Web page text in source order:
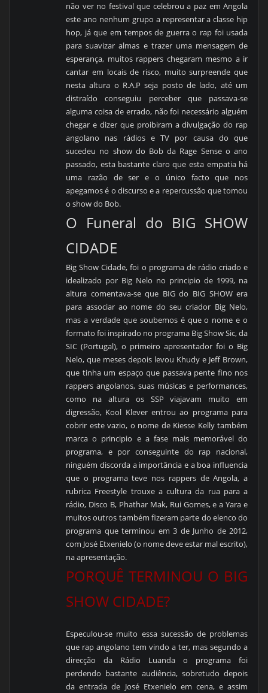
não ver no festival que celebrou a paz em Angola
este ano nenhum grupo a representar a classe hip
hop, já que em tempos de guerra o rap foi usada
para suavizar almas e trazer uma mensagem de
esperança, muitos rappers chegaram mesmo a ir
cantar em locais de risco, muito surpreende que
nesta altura o R.A.P seja posto de lado, até um
distraído conseguiu perceber que passava-se
alguma coisa de errado, não foi necessário alguém
chegar e dizer que proibiram a divulgação do rap
angolano nas rádios e TV por causa do que
sucedeu no show do Bob da Rage Sense o ano
passado, esta bastante claro que esta empatia há
uma razão de ser e o único facto que nos
apegamos é o discurso e a repercussão que tomou
o show do Bob.
O Funeral do BIG SHOW
CIDADE
Big Show Cidade, foi o programa de rádio criado e
idealizado por Big Nelo no principio de 1999, na
altura comentava-se que BIG do BIG SHOW era
para associar ao nome do seu criador Big Nelo,
mas a verdade que soubemos é que o nome e o
formato foi inspirado no programa Big Show Sic, da
SIC (Portugal), o primeiro apresentador foi o Big
Nelo, que meses depois levou Khudy e Jeff Brown,
que tinha um espaço que passava pente fino nos
rappers angolanos, suas músicas e performances,
como na altura os SSP viajavam muito em
digressão, Kool Klever entrou ao programa para
cobrir este vazio, o nome de Kiesse Kelly também
marca o principio e a fase mais memorável do
programa, e por conseguinte do rap nacional,
ninguém discorda a importância e a boa influencia
que o programa teve nos rappers de Angola, a
rubrica Freestyle trouxe a cultura da rua para a
rádio, Disco B, Phathar Mak, Rui Gomes, e a Yara e
muitos outros também fizeram parte do elenco do
programa que terminou em 3 de Junho de 2012,
com José Etxenielo (o nome deve estar mal escrito),
na apresentação.
PORQUÊ TERMINOU O BIG
SHOW CIDADE?
Especulou-se muito essa sucessão de problemas
que rap angolano tem vindo a ter, mas segundo a
direcção da Rádio Luanda o programa foi
perdendo bastante audiência, sobretudo depois
da entrada de José Etxenielo em cena, e assim